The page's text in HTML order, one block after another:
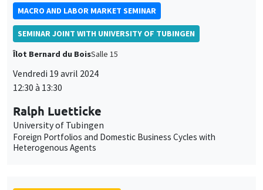
MACRO AND LABOR MARKET SEMINAR
SEMINAR JOINT WITH UNIVERSITY OF TUBINGEN
Îlot Bernard du BoisSalle 15
Vendredi 19 avril 2024
12:30 à 13:30
Ralph Luetticke
University of Tubingen
Foreign Portfolios and Domestic Business Cycles with
Heterogenous Agents